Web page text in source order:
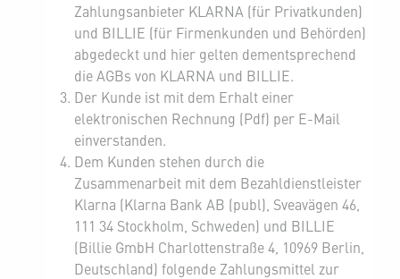
Zahlungsanbieter KLARNA (für Privatkunden)
und BILLIE (für Firmenkunden und Behörden)
abgedeckt und hier gelten dementsprechend
die AGBs von KLARNA und BILLIE.
Der Kunde ist mit dem Erhalt einer
elektronischen Rechnung (Pdf) per E-Mail
einverstanden.
Dem Kunden stehen durch die
Zusammenarbeit mit dem Bezahldienstleister
Klarna (Klarna Bank AB (publ), Sveavägen 46,
111 34 Stockholm, Schweden) und BILLIE
(Billie GmbH Charlottenstraße 4, 10969 Berlin,
Deutschland) folgende Zahlungsmittel zur